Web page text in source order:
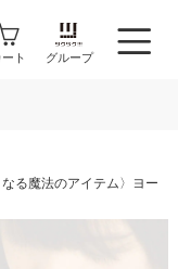
ート グループ
る魔法のアイテム〉ヨー